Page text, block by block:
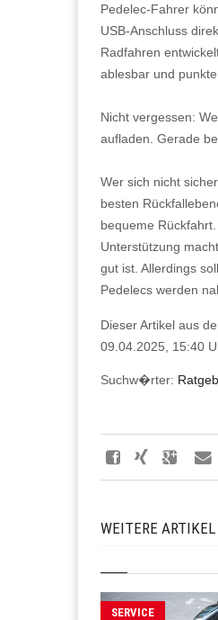
Pedelec-Fahrer
USB-Anschluss
Radfahren
ablesbar und
Nicht vergessen:
aufladen. Gerade
Wer sich nicht
besten
bequeme
Unterstützung
gut ist. Allerdings
Pedelecs werden
Dieser Artikel aus
09.04.2025, 15:40
Suchw�rter:
WEITERE ARTIKEL
SERVICE